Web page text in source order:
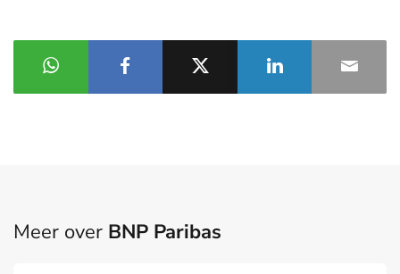
Meer over BNP Paribas